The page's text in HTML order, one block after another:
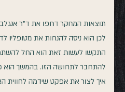
תוצאות המחקר דחפו את ד"ר
לכן הוא ניסה להנחות את מטופליו
התקשו לעשות זאת הוא החל
להתחבר לתחושה הזו. בהמשך הוא
איך לצור את אפקט שידמה לחווית